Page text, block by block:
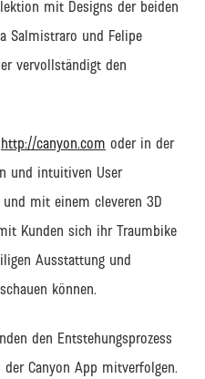
mit Designs der beiden
Salmistraro und Felipe
vervollständigt den
http://canyon.com oder in der
und intuitiven User
und mit einem cleveren 3D
Kunden sich ihr Traumbike
Ausstattung und
können.
den Entstehungsprozess
Canyon App mitverfolgen.